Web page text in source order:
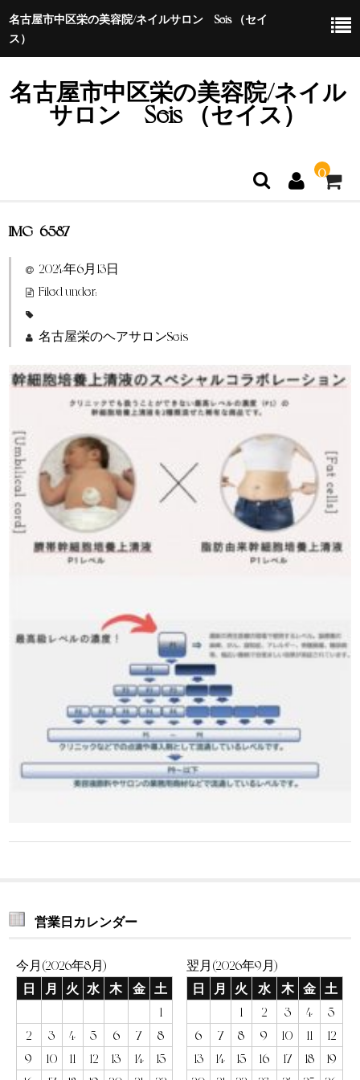
名古屋市中区栄の美容院/ネイルサロン Seis （セイ
ス）
名古屋市中区栄の美容院/ネイル
サロン Seis （セイス）
0
ホーム
特定商取引法に基づく表示
IMG_6587
2024年6月13日
Filed under:
名古屋栄のヘアサロンSeis
営業日カレンダー
今月(2026年8月)
日
月 火 水 木 金
土
1
2
3 4 5 6 7
8
9
10 11 12 13 14
15
翌月(2026年9月)
日
月 火 水 木 金
土
1
2 3 4
5
6
7 8 9 10 11
12
13
14 15 16 17 18
19